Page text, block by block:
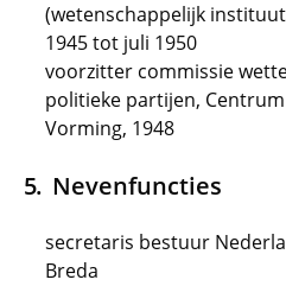
(wetenschappelijk
1945 tot juli 1950
voorzitter commissie
politieke partijen,
Vorming, 1948
Nevenfuncties
secretaris bestuur
Breda